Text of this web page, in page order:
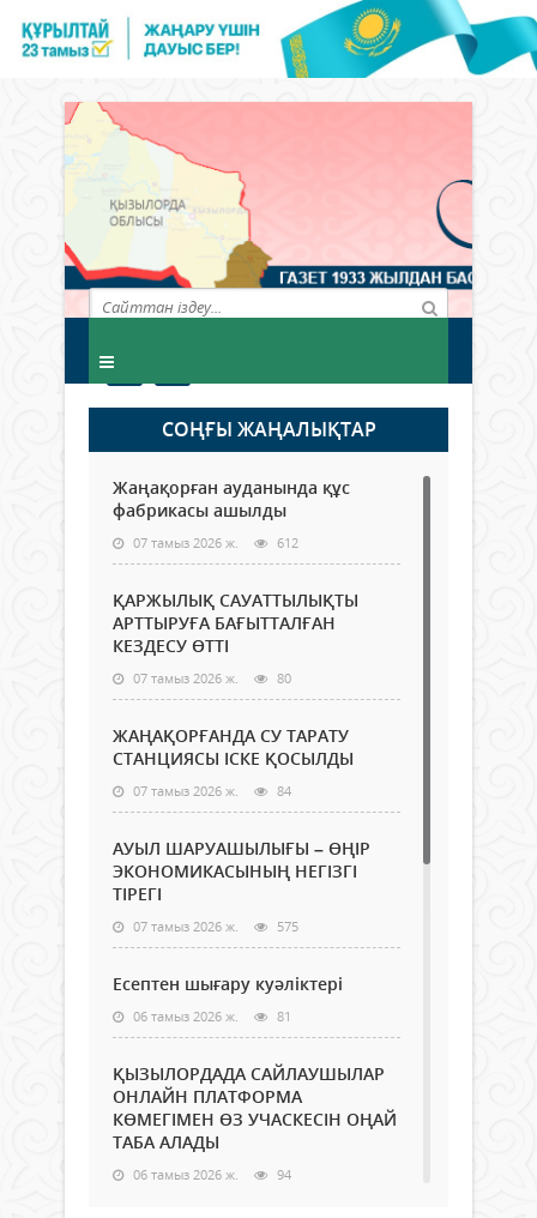
СОҢҒЫ ЖАҢАЛЫҚТАР
Жаңақорған ауданында құс
фабрикасы ашылды
07 тамыз 2026 ж. 612
ҚАРЖЫЛЫҚ САУАТТЫЛЫҚТЫ
АРТТЫРУҒА БАҒЫТТАЛҒАН
КЕЗДЕСУ ӨТТІ
07 тамыз 2026 ж. 80
ЖАҢАҚОРҒАНДА СУ ТАРАТУ
СТАНЦИЯСЫ ІСКЕ ҚОСЫЛДЫ
07 тамыз 2026 ж. 84
АУЫЛ ШАРУАШЫЛЫҒЫ – ӨҢІР
ЭКОНОМИКАСЫНЫҢ НЕГІЗГІ
ТІРЕГІ
07 тамыз 2026 ж. 575
Есептен шығару куәліктері
06 тамыз 2026 ж. 81
ҚЫЗЫЛОРДАДА САЙЛАУШЫЛАР
ОНЛАЙН ПЛАТФОРМА
КӨМЕГІМЕН ӨЗ УЧАСКЕСІН ОҢАЙ
ТАБА АЛАДЫ
06 тамыз 2026 ж. 94